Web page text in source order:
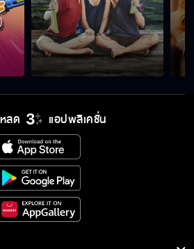
อีบัวกับไอ้ขวัญ EP.18
อีบัวกับไอ้ขวัญ EP.19
อีบัวกับไอ้ขวัญ EP.20
ลด แอปพลิเคชั่น